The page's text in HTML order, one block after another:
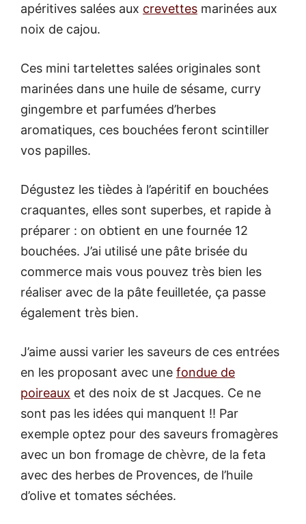
apéritives salées aux crevettes marinées aux
noix de cajou.
Ces mini tartelettes salées originales sont
marinées dans une huile de sésame, curry
gingembre et parfumées d’herbes
aromatiques, ces bouchées feront scintiller
vos papilles.
Dégustez les tièdes à l’apéritif en bouchées
craquantes, elles sont superbes, et rapide à
préparer : on obtient en une fournée 12
bouchées. J’ai utilisé une pâte brisée du
commerce mais vous pouvez très bien les
réaliser avec de la pâte feuilletée, ça passe
également très bien.
J’aime aussi varier les saveurs de ces entrées
en les proposant avec une fondue de
poireaux et des noix de st Jacques. Ce ne
sont pas les idées qui manquent !! Par
exemple optez pour des saveurs fromagères
avec un bon fromage de chèvre, de la feta
avec des herbes de Provences, de l’huile
d’olive et tomates séchées.